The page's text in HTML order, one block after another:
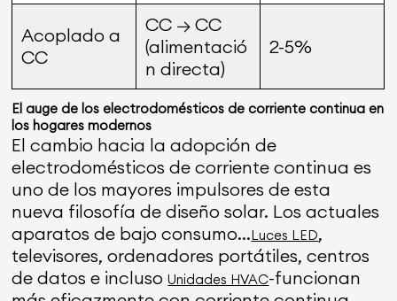
Acoplado a
CC
CC → CC
(alimentació
n directa)
2-5%
El auge de los electrodomésticos de corriente continua en
los hogares modernos
El cambio hacia la adopción de
electrodomésticos de corriente continua es
uno de los mayores impulsores de esta
nueva filosofía de diseño solar. Los actuales
aparatos de bajo consumo...Luces LED,
televisores, ordenadores portátiles, centros
de datos e inclusoUnidades HVAC-funcionan